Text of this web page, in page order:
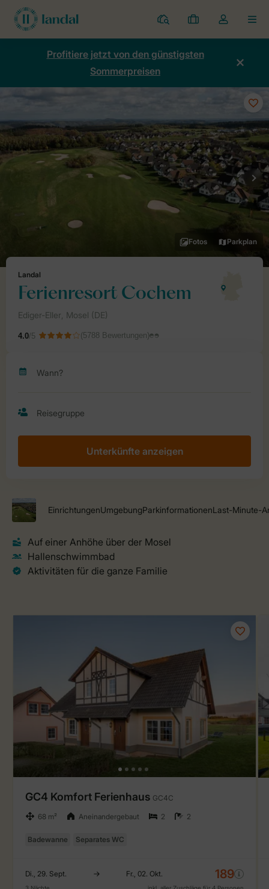
Ferienparks
Meine
Buchungen
Dropdown-
Menü
Kontos
Profitiere jetzt von den günstigsten
Sommerpreisen
Unterkünfte anzeigen